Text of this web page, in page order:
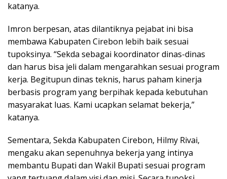
katanya.
Imron berpesan, atas dilantiknya pejabat ini bisa
membawa Kabupaten Cirebon lebih baik sesuai
tupoksinya. “Sekda sebagai koordinator dinas-dinas
dan harus bisa jeli dalam mengarahkan sesuai program
kerja. Begitupun dinas teknis, harus paham kinerja
berbasis program yang berpihak kepada kebutuhan
masyarakat luas. Kami ucapkan selamat bekerja,”
katanya.
Sementara, Sekda Kabupaten Cirebon, Hilmy Rivai,
mengaku akan sepenuhnya bekerja yang intinya
membantu Bupati dan Wakil Bupati sesuai program